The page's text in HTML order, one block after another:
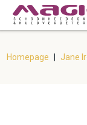
Homepage Jane